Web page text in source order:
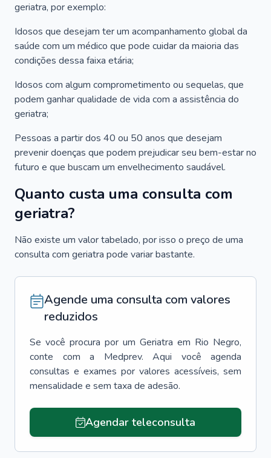
geriatra, por exemplo:
Idosos que desejam ter um acompanhamento global da
saúde com um médico que pode cuidar da maioria das
condições dessa faixa etária;
Idosos com algum comprometimento ou sequelas, que
podem ganhar qualidade de vida com a assistência do
geriatra;
Pessoas a partir dos 40 ou 50 anos que desejam
prevenir doenças que podem prejudicar seu bem-estar no
futuro e que buscam um envelhecimento saudável.
Quanto custa uma consulta com
geriatra?
Não existe um valor tabelado, por isso o preço de uma
consulta com geriatra pode variar bastante.
Agende uma consulta com valores
reduzidos
Se você procura por um Geriatra em Rio Negro,
conte com a Medprev. Aqui você agenda
consultas e exames por valores acessíveis, sem
mensalidade e sem taxa de adesão.
Agendar teleconsulta